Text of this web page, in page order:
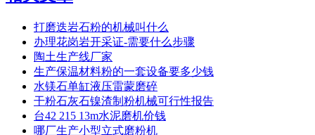
打磨迭岩石粉的机械叫什么
办理花岗岩开采证-需要什么步骤
陶土生产线厂家
生产保温材料粉的一套设备要多少钱
水镁石单缸液压雷蒙磨碎
干粉石灰石镍渣制粉机械可行性报告
台42 215 13m水泥磨机价钱
哪厂生产小型立式磨粉机